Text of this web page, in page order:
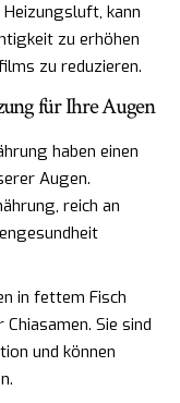
kann
zu erhöhen
zu reduzieren.
für Ihre Augen
haben einen
Augen.
reich an
in fettem Fisch
Sie sind
und können